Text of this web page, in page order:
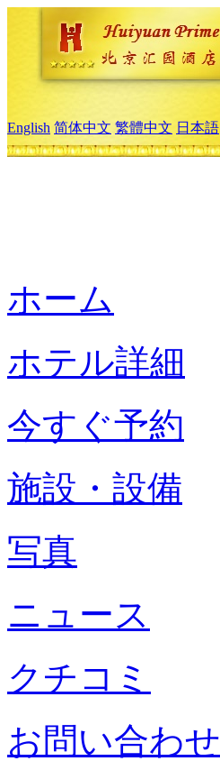
English 简体中文 繁體中文 日本語
ホーム
ホテル詳細
今すぐ予約
施設・設備
写真
ニュース
クチコミ
お問い合わせ